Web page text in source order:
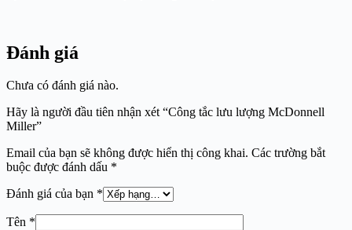
Đánh giá
Chưa có đánh giá nào.
Hãy là người đầu tiên nhận xét “Công tắc lưu lượng McDonnell
Miller”
Email của bạn sẽ không được hiển thị công khai. Các trường bắt
buộc được đánh dấu *
Đánh giá của bạn *
Tên *